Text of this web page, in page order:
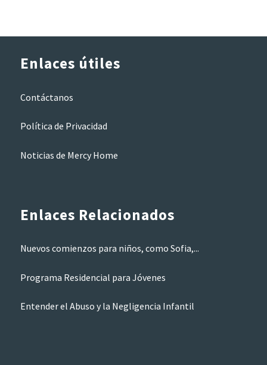
Enlaces útiles
Contáctanos
Política de Privacidad
Noticias de Mercy Home
Enlaces Relacionados
Nuevos comienzos para niños, como Sofia,...
Programa Residencial para Jóvenes
Entender el Abuso y la Negligencia Infantil